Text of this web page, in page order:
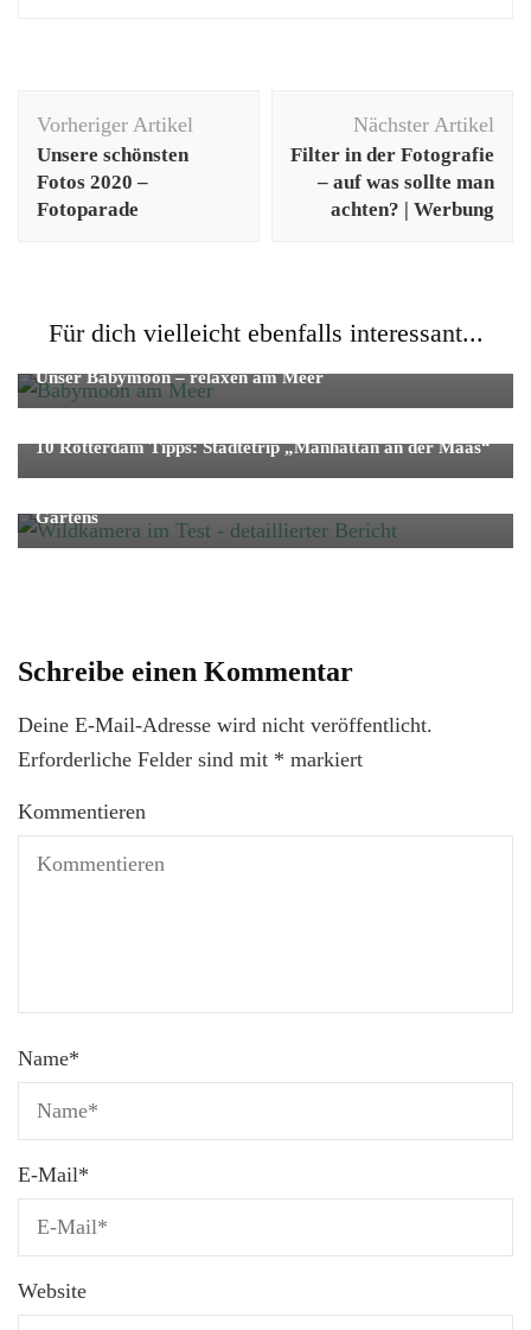
Vorheriger Artikel
Unsere schönsten
Fotos 2020 –
Fotoparade
Nächster Artikel
Filter in der Fotografie
– auf was sollte man
achten? | Werbung
Für dich vielleicht ebenfalls interessant...
Baby Reise Strand/Natur
Unser Babymoon – relaxen am Meer
10 Rotterdam Tipps: Städtetrip „Manhattan an der Maas“
Gartens
Schreibe einen Kommentar
Deine E-Mail-Adresse wird nicht veröffentlicht.
Erforderliche Felder sind mit * markiert
Kommentieren
Name*
E-Mail*
Website